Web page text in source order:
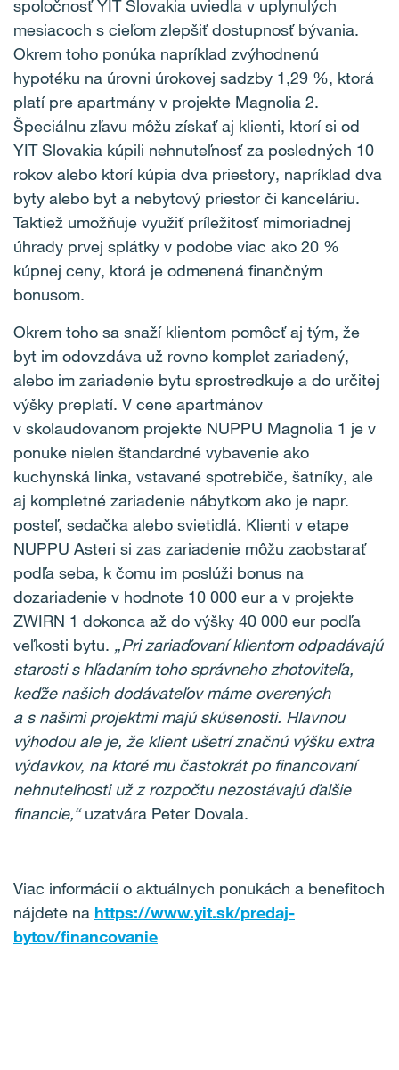
spoločnosť YIT Slovakia uviedla v uplynulých
mesiacoch s cieľom zlepšiť dostupnosť bývania.
Okrem toho ponúka napríklad zvýhodnenú
hypotéku na úrovni úrokovej sadzby 1,29 %, ktorá
platí pre apartmány v projekte Magnolia 2.
Špeciálnu zľavu môžu získať aj klienti, ktorí si od
YIT Slovakia kúpili nehnuteľnosť za posledných 10
rokov alebo ktorí kúpia dva priestory, napríklad dva
byty alebo byt a nebytový priestor či kanceláriu.
Taktiež umožňuje využiť príležitosť mimoriadnej
úhrady prvej splátky v podobe viac ako 20 %
kúpnej ceny, ktorá je odmenená finančným
bonusom.
Okrem toho sa snaží klientom pomôcť aj tým, že
byt im odovzdáva už rovno komplet zariadený,
alebo im zariadenie bytu sprostredkuje a do určitej
výšky preplatí. V cene apartmánov
v skolaudovanom projekte NUPPU Magnolia 1 je v
ponuke nielen štandardné vybavenie ako
kuchynská linka, vstavané spotrebiče, šatníky, ale
aj kompletné zariadenie nábytkom ako je napr.
posteľ, sedačka alebo svietidlá. Klienti v etape
NUPPU Asteri si zas zariadenie môžu zaobstarať
podľa seba, k čomu im poslúži bonus na
dozariadenie v hodnote 10 000 eur a v projekte
ZWIRN 1 dokonca až do výšky 40 000 eur podľa
veľkosti bytu. „Pri zariaďovaní klientom odpadávajú
starosti s hľadaním toho správneho zhotoviteľa,
keďže našich dodávateľov máme overených
a s našimi projektmi majú skúsenosti. Hlavnou
výhodou ale je, že klient ušetrí značnú výšku extra
výdavkov, na ktoré mu častokrát po financovaní
nehnuteľnosti už z rozpočtu nezostávajú ďalšie
financie,“uzatvára Peter Dovala.
Viac informácií o aktuálnych ponukách a benefitoch
nájdete na https://www.yit.sk/predaj-
bytov/financovanie